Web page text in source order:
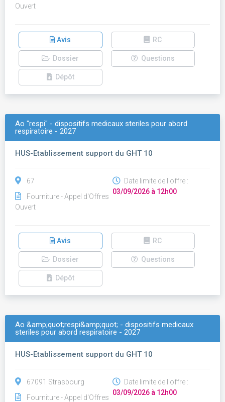
Ouvert
Avis RC
Dossier Questions
Dépôt
Ao "respi" - dispositifs medicaux steriles pour abord
respiratoire - 2027
HUS-Etablissement support du GHT 10
67
Fourniture - Appel d'Offres
Ouvert
Date limite de l'offre :
03/09/2026 à 12h00
Avis RC
Dossier Questions
Dépôt
Ao &amp;quot;respi&amp;quot; - dispositifs medicaux
steriles pour abord respiratoire - 2027
HUS-Etablissement support du GHT 10
67091 Strasbourg
Fourniture - Appel d'Offres
Date limite de l'offre :
03/09/2026 à 12h00